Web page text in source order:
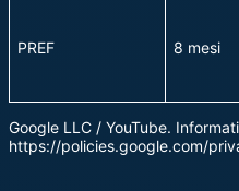
PREF 8 mesi
Google LLC / YouTube.
https://policies.google.com/